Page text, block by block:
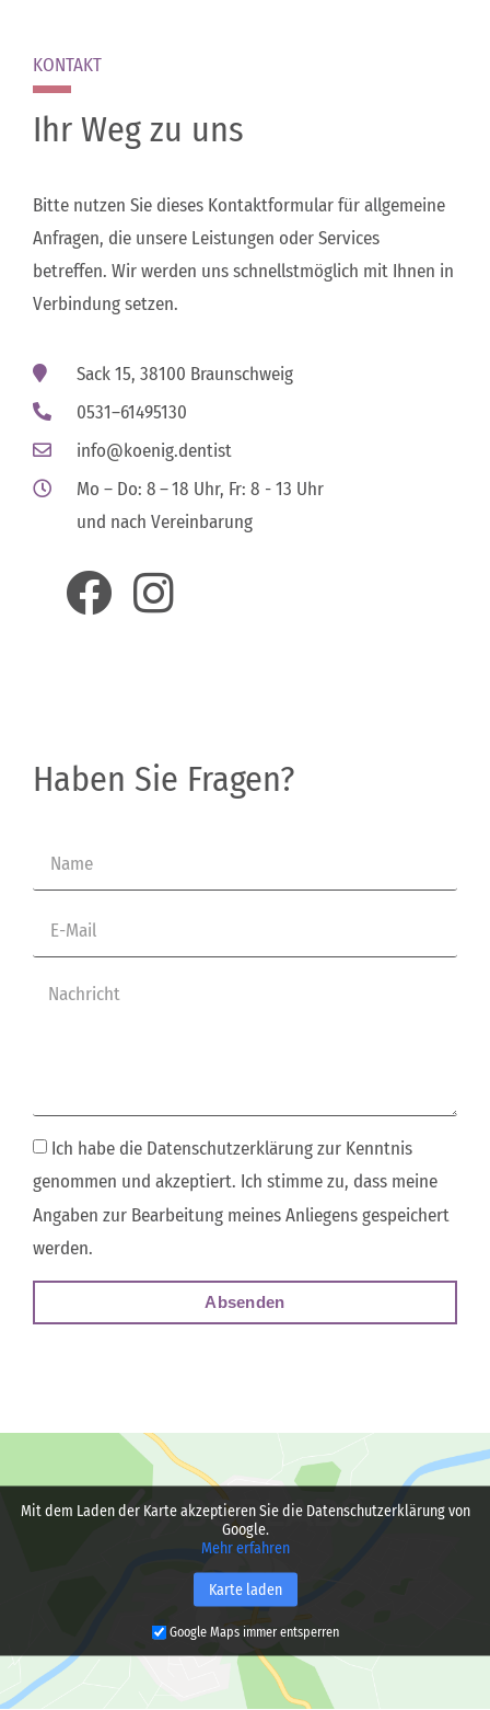
KONTAKT
Ihr Weg zu uns
Bitte nutzen Sie dieses Kontaktformular für allgemeine
Anfragen, die unsere Leistungen oder Services
betreffen. Wir werden uns schnellstmöglich mit Ihnen in
Verbindung setzen.
Sack 15, 38100 Braunschweig
0531–61495130
info@koenig.dentist
Mo – Do: 8 – 18 Uhr, Fr: 8 - 13 Uhr
und nach Vereinbarung
Haben Sie Fragen?
Ich habe die Datenschutzerklärung zur Kenntnis
genommen und akzeptiert. Ich stimme zu, dass meine
Angaben zur Bearbeitung meines Anliegens gespeichert
werden.
Absenden
Mit dem Laden der Karte akzeptieren Sie die Datenschutzerklärung von
Google.
Mehr erfahren
Karte laden
Google Maps immer entsperren